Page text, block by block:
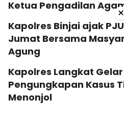
Ketua Pengadilan
Kapolres Binjai ajak
Jumat Bersama
Agung
Kapolres Langkat Gelar
Pengungkapan Kasus
Menonjol
×